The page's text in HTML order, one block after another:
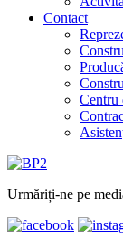
Contact
Centru
Urmăriți-ne pe